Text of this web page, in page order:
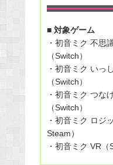
■ 対象ゲーム
・初音ミク 不思
（Switch）
・初音ミク いっ
（Switch）
・初音ミク つな
（Switch）
・初音ミク ロジ
Steam）
・初音ミク VR（